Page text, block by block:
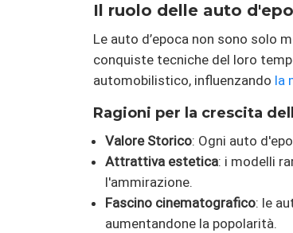
Il ruolo delle auto
Le auto d’epoca non sono solo
conquiste tecniche del loro
automobilistico, influenzando la
Ragioni per la crescita
Valore Storico: Ogni auto
Attrattiva estetica: i modelli
l'ammirazione.
Fascino cinematografico: le
aumentandone la popolarità.